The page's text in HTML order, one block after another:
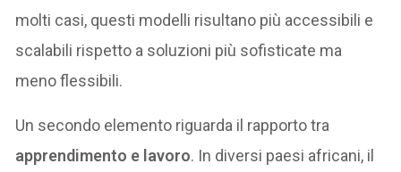
molti casi, questi modelli risultano più accessibili e
scalabili rispetto a soluzioni più sofisticate ma
meno flessibili.
Un secondo elemento riguarda il rapporto tra
apprendimento e lavoro. In diversi paesi africani, il